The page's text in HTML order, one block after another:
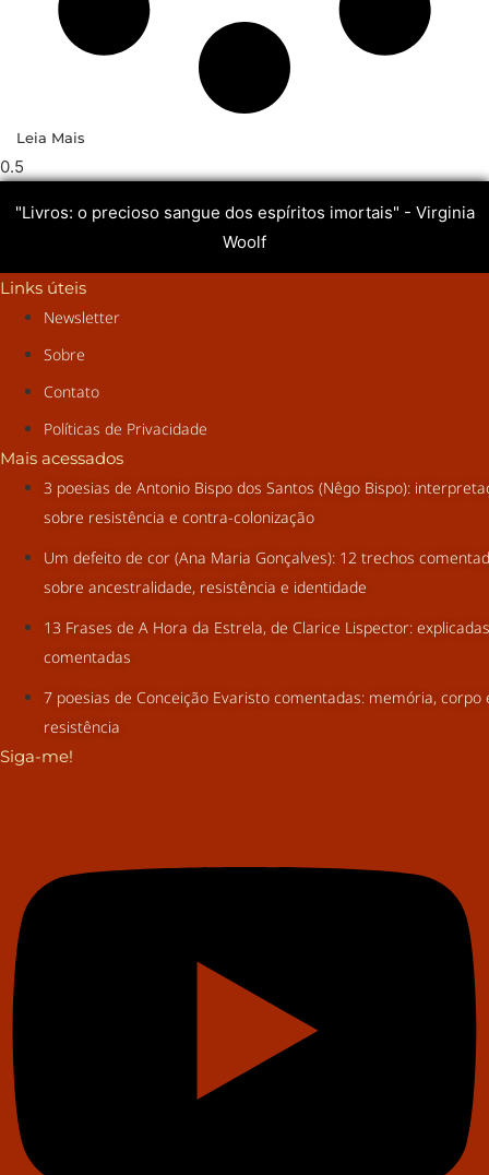
Leia Mais
"Livros: o precioso sangue dos espíritos imortais" - Virginia
Woolf
Links úteis
Newsletter
Sobre
Contato
Políticas de Privacidade
Mais acessados
3 poesias de Antonio Bispo dos Santos (Nêgo Bispo):
sobre resistência e contra-colonização
Um defeito de cor (Ana Maria Gonçalves): 12 trechos
sobre ancestralidade, resistência e identidade
13 Frases de A Hora da Estrela, de Clarice Lispector:
comentadas
7 poesias de Conceição Evaristo comentadas: memória, corpo
resistência
Siga-me!